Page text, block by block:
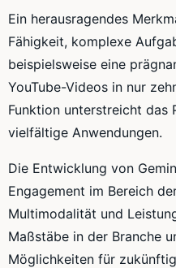
Ein herausragendes
Fähigkeit, komplexe
beispielsweise eine
YouTube-Videos in nur
Funktion unterstreicht das
vielfältige Anwendungen.
Die Entwicklung von
Engagement im Bereich
Multimodalität und
Maßstäbe in der Branche
Möglichkeiten für